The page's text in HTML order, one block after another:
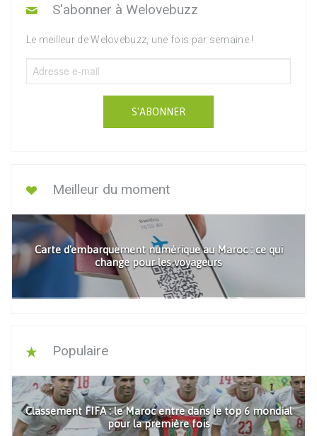
S'abonner à Welovebuzz
Le meilleur de Welovebuzz, une fois par semaine !
S'ABONNER
Meilleur du moment
Carte d'embarquement numérique au Maroc : ce qui
change pour les voyageurs
Populaire
Classement FIFA : le Maroc entre dans le top 6 mondial
pour la première fois